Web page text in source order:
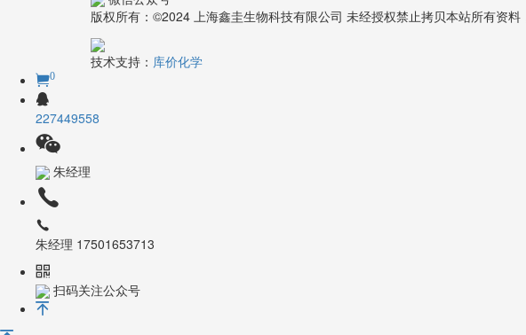
微信公众号
版权所有：©2024 上海鑫圭生物科技有限公司 未经授权禁止拷贝本站所有资料
227449558
朱经理 17501653713